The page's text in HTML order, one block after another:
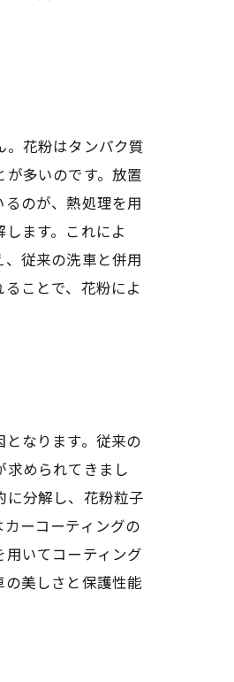
。花粉はタンパク質
多いのです。放置
のが、熱処理を用
ます。これによ
従来の洗車と併用
ことで、花粉によ
なります。従来の
求められてきまし
に分解し、花粉粒子
ーコーティングの
いてコーティング
の美しさと保護性能